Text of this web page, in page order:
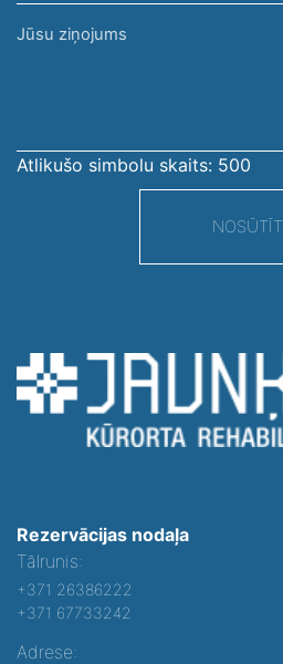
Jūsu
Atlikušo simbolu skaits: 500
NOSŪTĪT
Rezervācijas nodaļa
Tālrunis:
+371 26386222
+371 67733242
Adrese: